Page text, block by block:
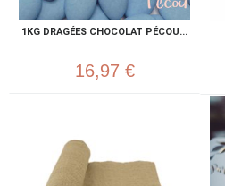
1KG DRAGÉES CHOCOLAT PÉCOU...
16,97 €